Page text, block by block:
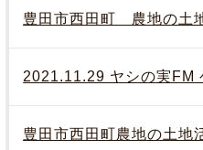
豊田市西田町 農地の土
2021.11.29 ヤシの実FM
豊田市西田町農地の土地